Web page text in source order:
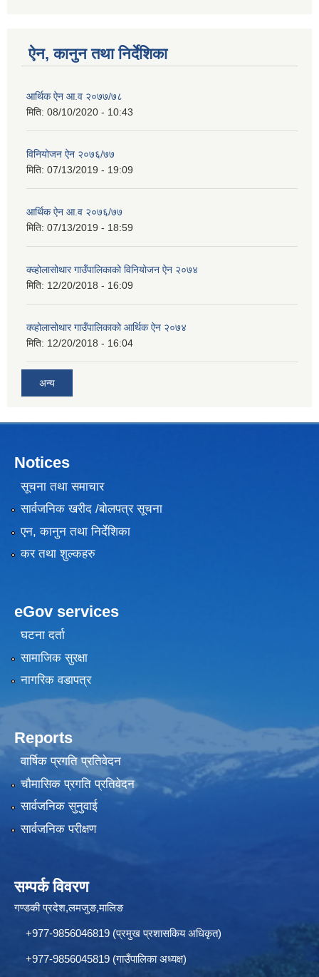
ऐन, कानुन तथा निर्देशिका
आर्थिक ऐन आ.व २०७७/७८
मिति: 08/10/2020 - 10:43
विनियोजन ऐन २०७६/७७
मिति: 07/13/2019 - 19:09
आर्थिक ऐन आ.व २०७६/७७
मिति: 07/13/2019 - 18:59
क्व्होलासोथार गाउँपालिकाको विनियोजन ऐन २०७४
मिति: 12/20/2018 - 16:09
क्व्होलासोथार गाउँपालिकाको आर्थिक ऐन २०७४
मिति: 12/20/2018 - 16:04
अन्य
Notices
सूचना तथा समाचार
सार्वजनिक खरीद /बोलपत्र सूचना
एन, कानुन तथा निर्देशिका
कर तथा शुल्कहरु
eGov services
घटना दर्ता
सामाजिक सुरक्षा
नागरिक वडापत्र
Reports
वार्षिक प्रगति प्रतिवेदन
चौमासिक प्रगति प्रतिवेदन
सार्वजनिक सुनुवाई
सार्वजनिक परीक्षण
सम्पर्क विवरण
गण्डकी प्रदेश,लमजुङ,मालिङ
+977-9856046819 (प्रमुख प्रशासकिय अधिकृत)
+977-9856045819 (गाउँपालिका अध्यक्ष)